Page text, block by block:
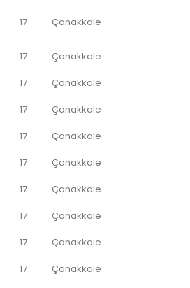
17 Çanakkale
17
Çanakkale
17
Çanakkale
17
Çanakkale
17
Çanakkale
17
Çanakkale
17
Çanakkale
17
Çanakkale
17
Çanakkale
17
Çanakkale